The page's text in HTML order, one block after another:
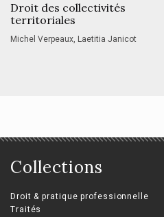
Droit des collectivités
territoriales
Michel Verpeaux, Laetitia Janicot
Collections
Droit & pratique professionnelle
Traités